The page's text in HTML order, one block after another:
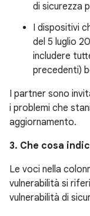
di sicurezza
I dispositivi
del 5 luglio
includere
precedenti)
I partner sono
i problemi che
aggiornamento.
3. Che cosa
Le voci nella
vulnerabilità si
vulnerabilità di